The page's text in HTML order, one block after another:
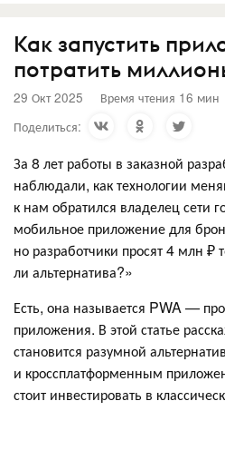
Как запустить
потратить
29 Окт 2025 Время чтения 16 мин
Поделиться:
За 8 лет работы в заказной
наблюдали, как технологии
к нам обратился владелец сети
мобильное приложение для
но разработчики просят 4 млн ₽
ли альтернатива?»
Есть, она называется PWA —
приложения. В этой статье
становится разумной
и кроссплатформенным
стоит инвестировать в